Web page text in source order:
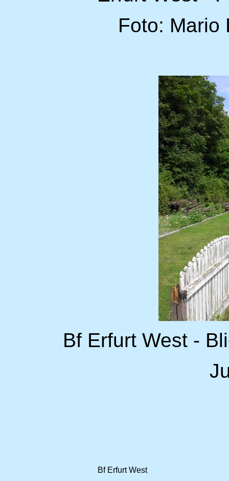
Foto: Mario
Bf Erfurt West -
Bf Erfurt West